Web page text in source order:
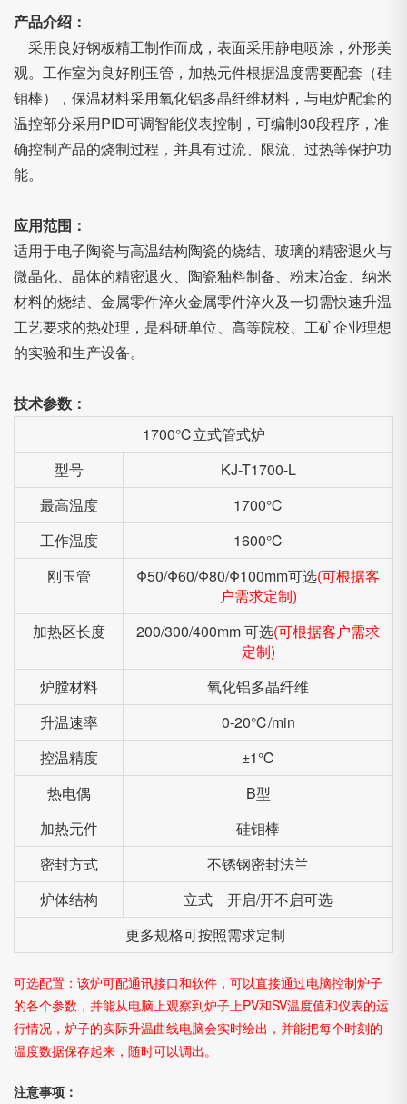
产品介绍：
采用良好钢板精工制作而成，表面采用静电喷涂，外形美
观。工作室为良好刚玉管，加热元件根据温度需要配套（硅
钼棒），保温材料采用氧化铝多晶纤维材料，与电炉配套的
温控部分采用PID可调智能仪表控制，可编制30段程序，准
确控制产品的烧制过程，并具有过流、限流、过热等保护功
能。
应用范围：
适用于电子陶瓷与高温结构陶瓷的烧结、玻璃的精密退火与
微晶化、晶体的精密退火、陶瓷釉料制备、粉末冶金、纳米
材料的烧结、金属零件淬火金属零件淬火及一切需快速升温
工艺要求的热处理，是科研单位、高等院校、工矿企业理想
的实验和生产设备。
技术参数：
1700℃立式管式炉
型号
KJ-T1700-L
最高温度
1700℃
工作温度
1600℃
刚玉管
Φ50/Φ60/Φ80/Φ100mm可选(可根据客
户需求定制)
加热区长度
200/300/400mm 可选(可根据客户需求
定制)
炉膛材料
氧化铝多晶纤维
升温速率
0-20℃/min
控温精度
±1℃
热电偶
B型
加热元件
硅钼棒
密封方式
不锈钢密封法兰
炉体结构
立式 开启/开不启可选
更多规格可按照需求定制
可选配置：该炉可配通讯接口和软件，可以直接通过电脑控制炉子
的各个参数，并能从电脑上观察到炉子上PV和SV温度值和仪表的运
行情况，炉子的实际升温曲线电脑会实时绘出，并能把每个时刻的
温度数据保存起来，随时可以调出。
注意事项：